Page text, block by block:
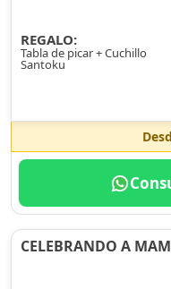
REGALO:
Tabla de picar + Cuchillo
Santoku
CELEBRANDO A